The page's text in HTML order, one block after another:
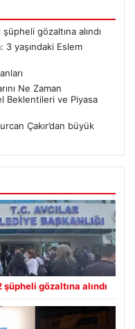
gözaltına alındı
3 yaşındaki Eslem
Ne Zaman
Beklentileri ve Piyasa
Çakır’dan büyük
gözaltına alındı